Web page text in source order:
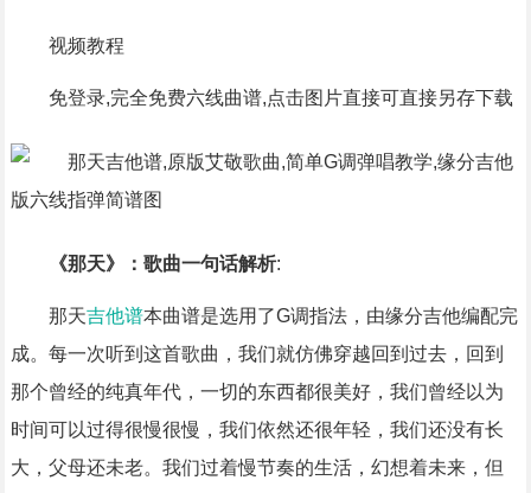
视频教程
免登录,完全免费六线曲谱,点击图片直接可直接另存下载
《那天》：歌曲一句话解析:
那天吉他谱本曲谱是选用了G调指法，由缘分吉他编配完
成。每一次听到这首歌曲，我们就仿佛穿越回到过去，回到
那个曾经的纯真年代，一切的东西都很美好，我们曾经以为
时间可以过得很慢很慢，我们依然还很年轻，我们还没有长
大，父母还未老。我们过着慢节奏的生活，幻想着未来，但